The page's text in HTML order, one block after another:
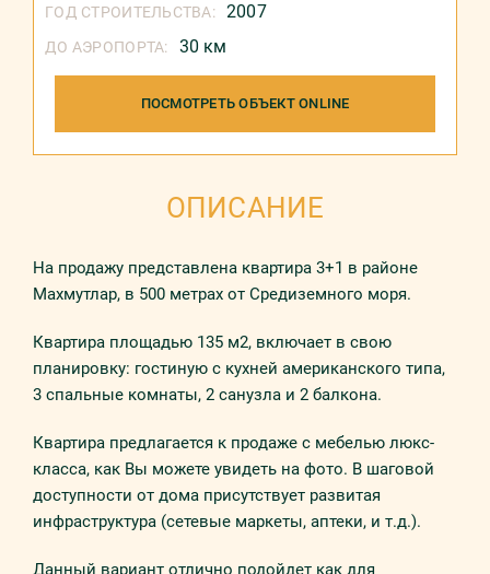
ГОД СТРОИТЕЛЬСТВА: 2007
ДО АЭРОПОРТА: 30 км
ПОСМОТРЕТЬ ОБЪЕКТ ONLINE
ОПИСАНИЕ
На продажу представлена квартира 3+1 в районе
Махмутлар, в 500 метрах от Средиземного моря.
Квартира площадью 135 м2, включает в свою
планировку: гостиную с кухней американского типа,
3 спальные комнаты, 2 санузла и 2 балкона.
Квартира предлагается к продаже с мебелью люкс-
класса, как Вы можете увидеть на фото. В шаговой
доступности от дома присутствует развитая
инфраструктура (сетевые маркеты, аптеки, и т.д.).
Данный вариант отлично подойдет как для